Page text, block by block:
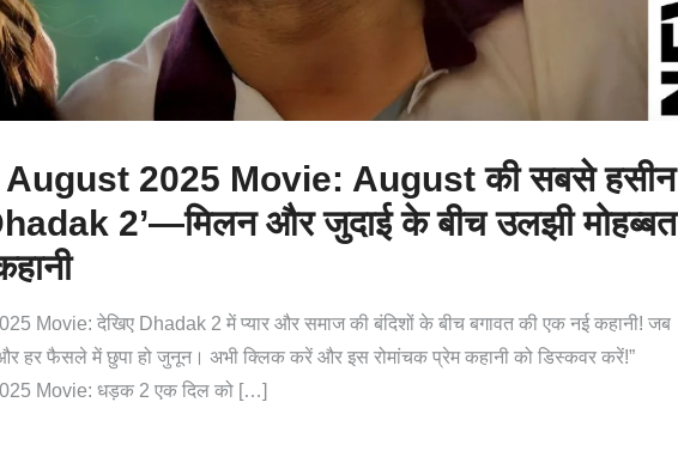
2025 Movie: August की सबसे हसीन
2’—मिलन और जुदाई के बीच उलझी मोहब्बत
Movie: देखिए Dhadak 2 में प्यार और समाज की बंदिशों के बीच बगावत की एक नई कहानी! जब
हर फैसले में छुपा हो जुनून। अभी क्लिक करें और इस रोमांचक प्रेम कहानी को डिस्कवर करें!”
Movie: धड़क 2 एक दिल को […]